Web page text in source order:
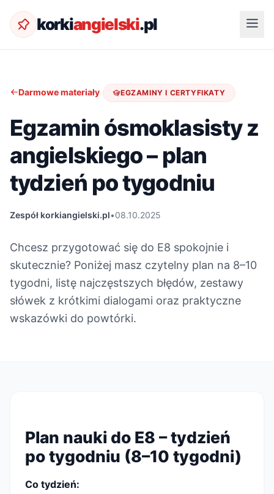
korkiangielski.pl
Darmowe materiały EGZAMINY I CERTYFIKATY
Egzamin ósmoklasisty z
angielskiego – plan
tydzień po tygodniu
Zespół korkiangielski.pl•08.10.2025
Chcesz przygotować się do E8 spokojnie i
skutecznie? Poniżej masz czytelny plan na 8–10
tygodni, listę najczęstszych błędów, zestawy
słówek z krótkimi dialogami oraz praktyczne
wskazówki do powtórki.
Plan nauki do E8 – tydzień
po tygodniu (8–10 tygodni)
Co tydzień: